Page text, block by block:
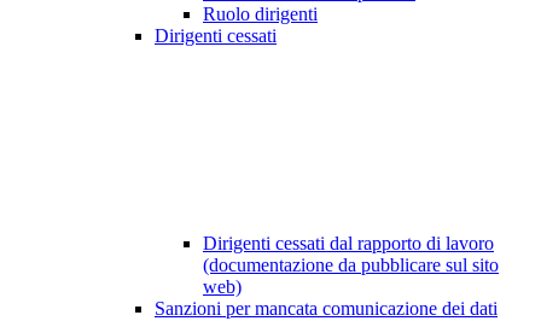
Ruolo dirigenti
Dirigenti cessati
Dirigenti cessati dal rapporto di lavoro
(documentazione da pubblicare sul sito
web)
Sanzioni per mancata comunicazione dei dati